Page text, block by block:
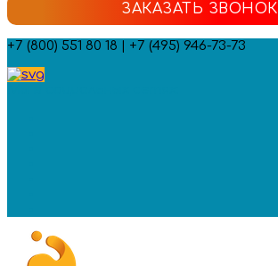
ЗАКАЗАТЬ ЗВОНОК
+7 (800) 551 80 18 | +7 (495) 946-73-73